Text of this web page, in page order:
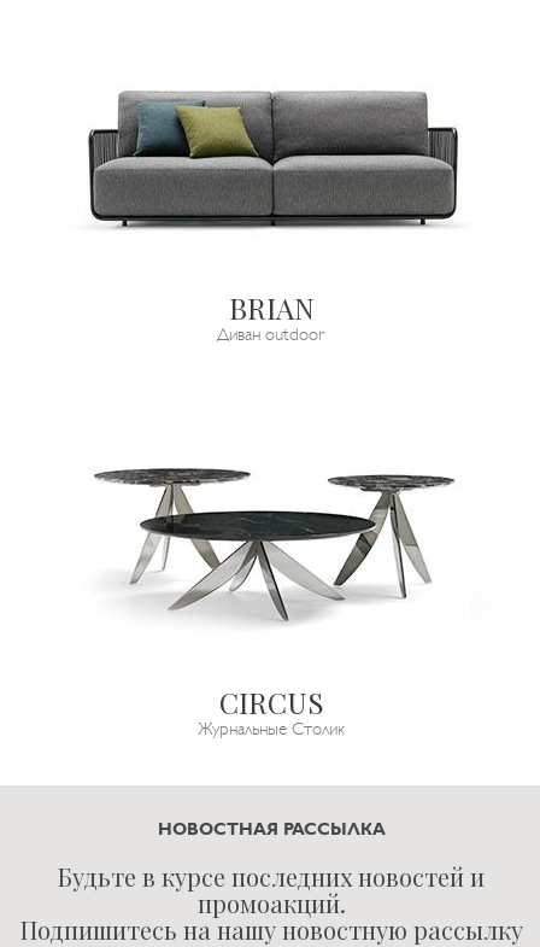
BRIAN
Диван outdoor
CIRCUS
Журнальные Столик
НОВОСТНАЯ РАССЫЛКА
Будьте в курсе последних новостей и
промоакций.
Подпишитесь на нашу новостную рассылку